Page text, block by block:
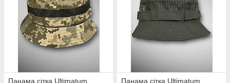
Панама сітка Ultimatum
Панама сітка Ultimatum